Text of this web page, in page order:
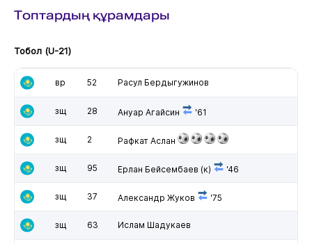
Топтардың құрамдары
Тобол (U-21)
вр 52 Расул Бердыгужинов
зщ 28 Ануар Агайсин '61
зщ 2 Рафкат Аслан
зщ 95 Ерлан Бейсембаев (к) '46
зщ 37 Александр Жуков '75
зщ 63 Ислам Шадукаев